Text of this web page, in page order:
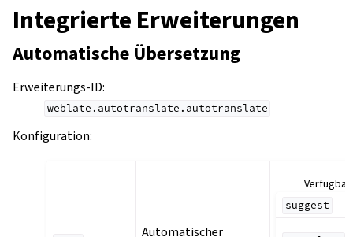
Integrierte Erweiterungen
Automatische Übersetzung
Erweiterungs-ID:
weblate.autotranslate.autotranslate
Konfiguration:
Automatischer
suggest